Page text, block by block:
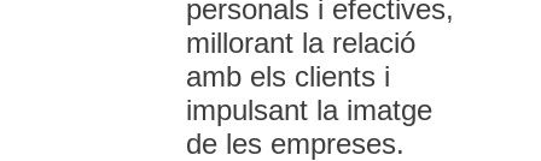
personals i efectives,
millorant la relació
amb els clients i
impulsant la imatge
de les empreses.